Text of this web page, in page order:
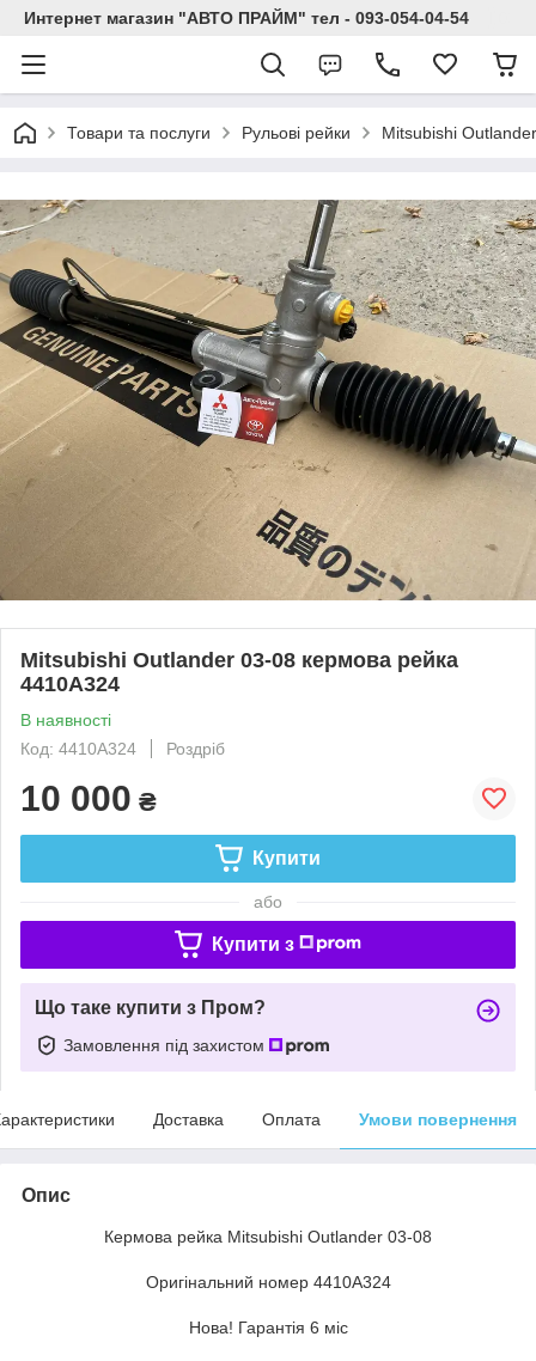
Интернет магазин "АВТО ПРАЙМ" тел - 093-054-04-54
Товари та послуги Рульові рейки Mitsubishi
Mitsubishi Outlander 03-08 кермова рейка
4410A324
В наявності
Код: 4410A324
Роздріб
10 000 ₴
Купити
або
Купити з
Що таке купити з Пром?
Замовлення під захистом
Доставка Оплата Умови повернення
Опис
Кермова рейка Mitsubishi Outlander 03-08
Оригінальний номер 4410A324
Нова! Гарантія 6 міс